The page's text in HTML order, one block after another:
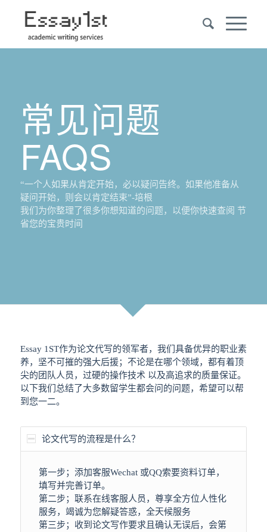
常见问题
FAQS
“一个人如果从肯定开始，必以疑问告终。如果他准备从
疑问开始，则会以肯定结束”-培根
我们为你整理了很多你想知道的问题，以便你快速查阅 节
省您的宝贵时间
Essay 1ST作为论文代写的领军者，我们具备优异的职业素
养，坚不可摧的强大后援；不论是在哪个领域，都有着顶
尖的团队人员，过硬的操作技术 以及高追求的质量保证。
以下我们总结了大多数留学生都会问的问题，希望可以帮
到您一二。
论文代写的流程是什么？
第一步；添加客服Wechat 或QQ索要资料订单，
填写并完善订单。
第二步；联系在线客服人员，尊享全方位人性化
服务，竭诚为您解疑答惑，全天候服务
第三步；收到论文写作要求且确认无误后，会第